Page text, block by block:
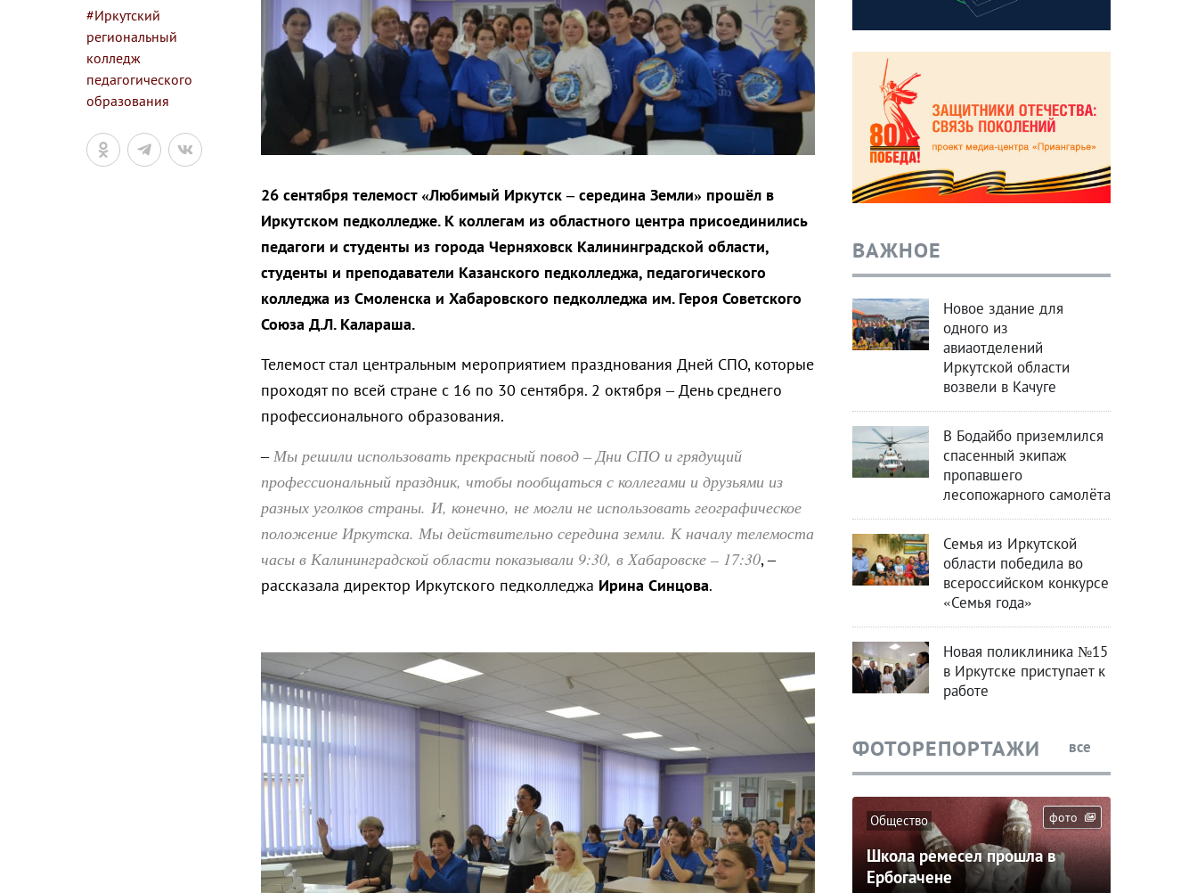
#Иркутский
региональный
колледж
педагогического
образования
26 сентября телемост «Любимый Иркутск – середина Земли» прошёл в
Иркутском педколледже. К коллегам из областного центра присоединились
педагоги и студенты из города Черняховск Калининградской области,
студенты и преподаватели Казанского педколледжа, педагогического
колледжа из Смоленска и Хабаровского педколледжа им. Героя Советского
Союза Д.Л. Калараша.
Телемост стал центральным мероприятием празднования Дней СПО, которые
проходят по всей стране с 16 по 30 сентября. 2 октября – День среднего
профессионального образования.
–Мы решили использовать прекрасный повод – Дни СПО и грядущий
профессиональный праздник, чтобы пообщаться с коллегами и друзьями из
разных уголков страны. И, конечно, не могли не использовать географическое
положение Иркутска. Мы действительно середина земли. К началу телемоста
часы в Калининградской области показывали 9:30, в Хабаровске – 17:30, –
рассказала директор Иркутского педколледжа Ирина Синцова.
ВАЖНОЕ
Новое здание для
одного из
авиаотделений
Иркутской области
возвели в Качуге
В Бодайбо приземлился
спасенный экипаж
пропавшего
лесопожарного самолёта
Семья из Иркутской
области победила во
всероссийском конкурсе
«Семья года»
Новая поликлиника №15
в Иркутске приступает к
работе
ФОТОРЕПОРТАЖИ все
фото
Общество
Школа ремесел прошла в
Ербогачене